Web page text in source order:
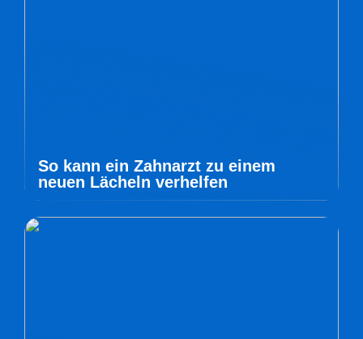
So kann ein Zahnarzt zu einem
neuen Lächeln verhelfen